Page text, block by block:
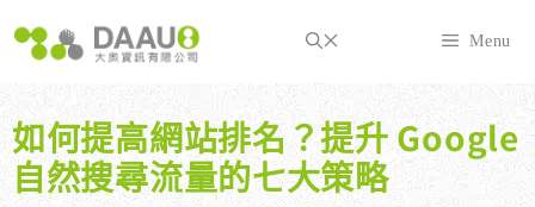
至
內
容
Menu
如何提高網站排名？提升 Google
自然搜尋流量的七大策略